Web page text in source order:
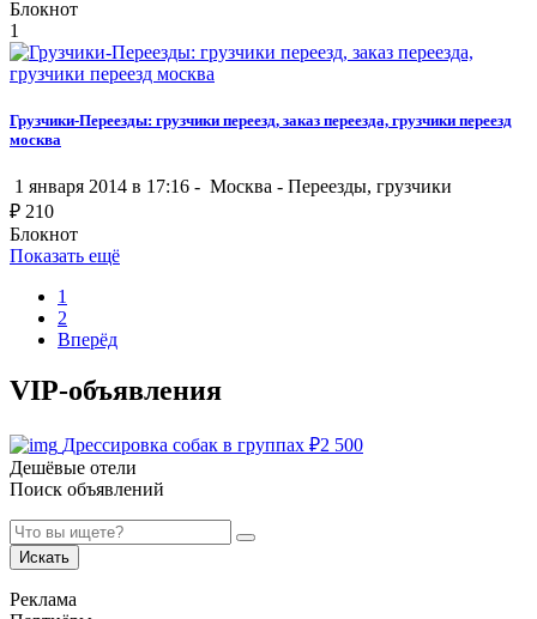
Блокнот
1
Грузчики-Переезды: грузчики переезд, заказ переезда, грузчики переезд
москва
1 января 2014 в 17:16 - Москва - Переезды, грузчики
₽ 210
Блокнот
Показать ещё
1
2
Вперёд
VIP-объявления
Дрессировка собак в группах ₽2 500
Дешёвые отели
Поиск объявлений
Искать
Реклама